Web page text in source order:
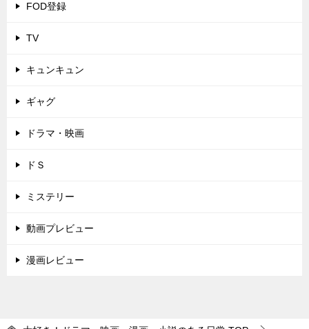
FOD登録
TV
キュンキュン
ギャグ
ドラマ・映画
ドＳ
ミステリー
動画プレビュー
漫画レビュー